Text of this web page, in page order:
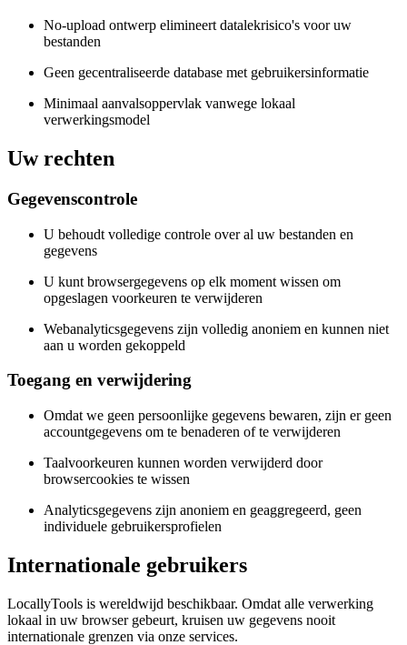
No-upload ontwerp elimineert datalekrisico's voor uw
bestanden
Geen gecentraliseerde database met gebruikersinformatie
Minimaal aanvalsoppervlak vanwege lokaal
verwerkingsmodel
Uw rechten
Gegevenscontrole
U behoudt volledige controle over al uw bestanden en
gegevens
U kunt browsergegevens op elk moment wissen om
opgeslagen voorkeuren te verwijderen
Webanalyticsgegevens zijn volledig anoniem en kunnen niet
aan u worden gekoppeld
Toegang en verwijdering
Omdat we geen persoonlijke gegevens bewaren, zijn er geen
accountgegevens om te benaderen of te verwijderen
Taalvoorkeuren kunnen worden verwijderd door
browsercookies te wissen
Analyticsgegevens zijn anoniem en geaggregeerd, geen
individuele gebruikersprofielen
Internationale gebruikers
LocallyTools is wereldwijd beschikbaar. Omdat alle verwerking
lokaal in uw browser gebeurt, kruisen uw gegevens nooit
internationale grenzen via onze services.